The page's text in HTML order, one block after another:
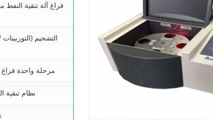
فراغ آلة تنقية
التشحيم
مرحلة واحدة فراغ
نظام تنقية